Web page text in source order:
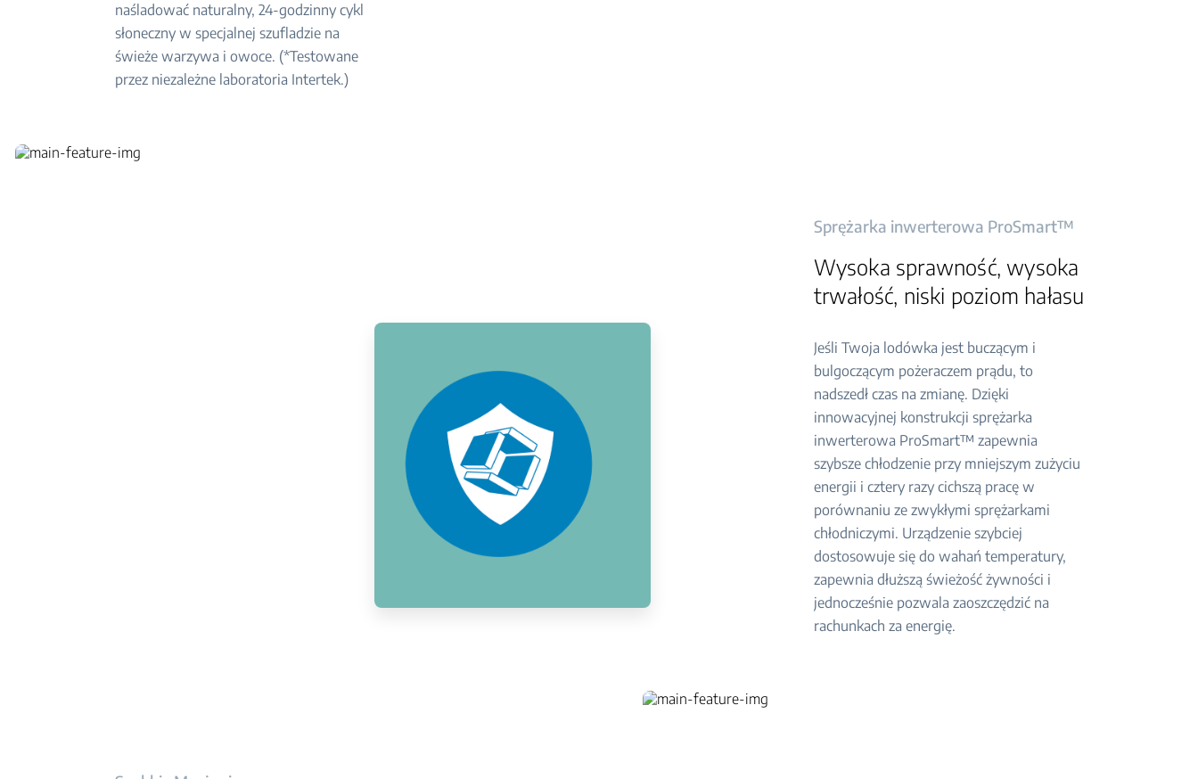
naśladować naturalny, 24-godzinny cykl
słoneczny w specjalnej szufladzie na
świeże warzywa i owoce. (*Testowane
przez niezależne laboratoria Intertek.)
Sprężarka inwerterowa ProSmart™
Wysoka sprawność, wysoka
trwałość, niski poziom hałasu
Jeśli Twoja lodówka jest buczącym i
bulgoczącym pożeraczem prądu, to
nadszedł czas na zmianę. Dzięki
innowacyjnej konstrukcji sprężarka
inwerterowa ProSmart™ zapewnia
szybsze chłodzenie przy mniejszym zużyciu
energii i cztery razy cichszą pracę w
porównaniu ze zwykłymi sprężarkami
chłodniczymi. Urządzenie szybciej
dostosowuje się do wahań temperatury,
zapewnia dłuższą świeżość żywności i
jednocześnie pozwala zaoszczędzić na
rachunkach za energię.